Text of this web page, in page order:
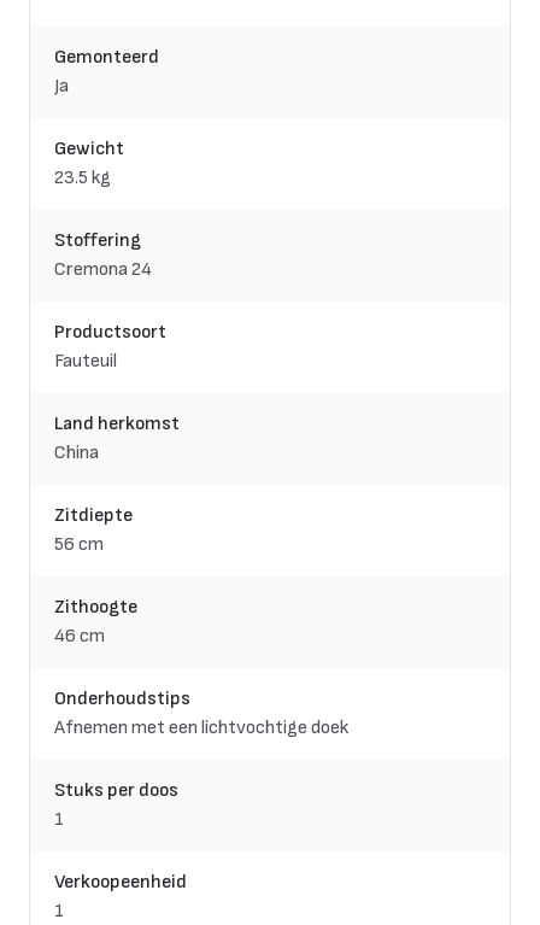
Gemonteerd
Ja
Gewicht
23.5 kg
Stoffering
Cremona 24
Productsoort
Fauteuil
Land herkomst
China
Zitdiepte
56 cm
Zithoogte
46 cm
Onderhoudstips
Afnemen met een lichtvochtige doek
Stuks per doos
1
Verkoopeenheid
1